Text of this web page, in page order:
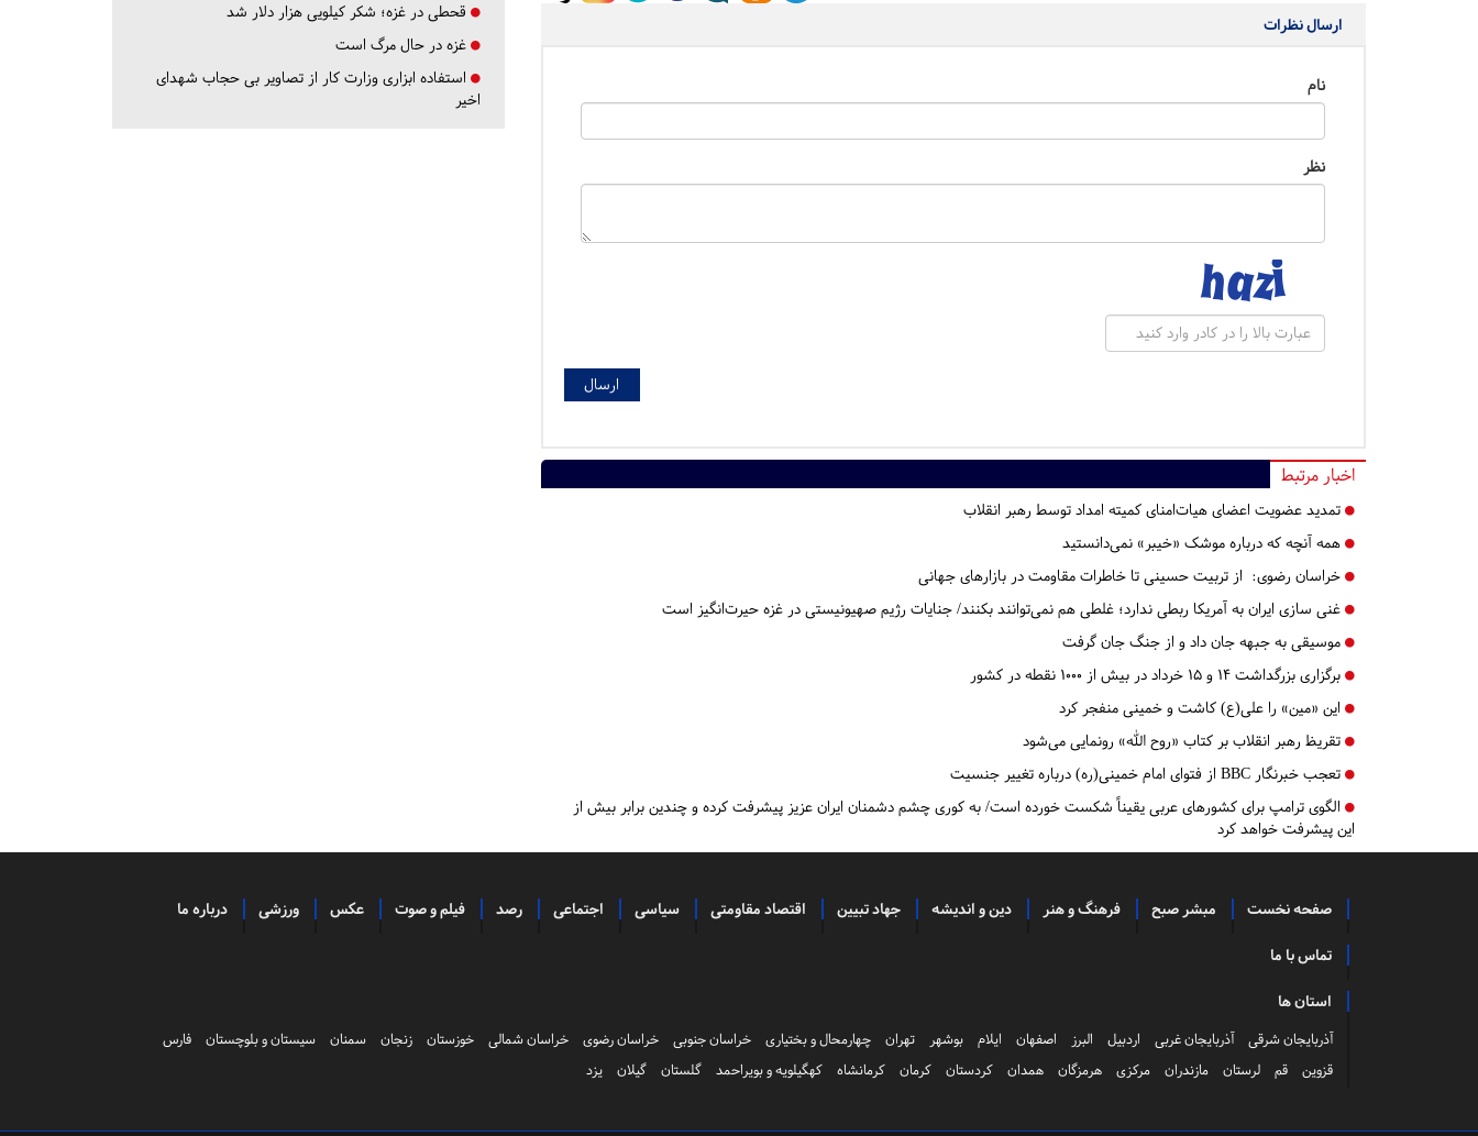
ارسال نظرات
نام
نظر
اخبار مرتبط
تمدید عضویت اعضای هیات‌امنای کمیته امداد توسط رهبر انقلاب
همه آنچه که درباره موشک «خیبر» نمی‌دانستید
خراسان رضوی: از تربیت حسینی تا خاطرات مقاومت در بازارهای جهانی
غنی سازی ایران به آمریکا ربطی ندارد؛ غلطی هم‌ نمی‌توانند بکنند/ جنایات رژیم صهیونیستی در غزه حیرت‌انگیز است
موسیقی به جبهه جان داد و از جنگ جان گرفت
برگزاری بزرگداشت ۱۴ و ۱۵ خرداد در بیش از ۱۰۰۰ نقطه در کشور
این «‌مین» را علی‌(ع) کاشت و خمینی منفجر کرد
تقریظ رهبر انقلاب بر کتاب «روح الله» رونمایی می‌شود
تعجب خبرنگار BBC از فتوای امام خمینی(ره) درباره تغییر جنسیت
الگوی ترامپ برای کشورهای عربی یقیناً شکست‌ خورده است/ به کوری چشم دشمنان ایران عزیز پیشرفت کرده و چندین برابر بیش از
این پیشرفت خواهد کرد
قحطی در غزه؛ شکر کیلویی هزار دلار شد
غزه در حال مرگ است
استفاده ابزاری وزارت کار از تصاویر بی حجاب شهدای
اخیر
صفحه نخست مبشر صبح فرهنگ و هنر دین و اندیشه جهاد تبیین اقتصاد مقاومتی سیاسی اجتماعی رصد فیلم و صوت عکس ورزشی درباره ما
تماس با ما
استان ها
آذربایجان شرقی آذربایجان غربی اردبیل البرز اصفهان ایلام بوشهر تهران چهارمحال و بختیاری خراسان جنوبی خراسان رضوی خراسان شمالی خوزستان زنجان سمنان سیستان و بلوچستان
فارس
قزوین
قم لرستان مازندران مرکزی هرمزگان همدان کردستان کرمان کرمانشاه کهگیلویه و بویراحمد گلستان گیلان یزد